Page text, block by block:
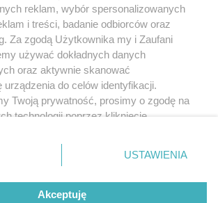
O nas
reklam, wybór spersonalizowanych
i treści, badanie odbiorców oraz
Za zgodą Użytkownika my i Zaufani
używać dokładnych danych
oraz aktywnie skanować
do celów identyfikacji.
Twoją prywatność, prosimy o zgodę na
technologii poprzez kliknięcie
klikając przycisk ustawień prywatności
lewym dolnym rogu strony
danych nie wymagają zgody
masz prawo sprzeciwić się takiemu
USTAWIENIA
Akceptuję